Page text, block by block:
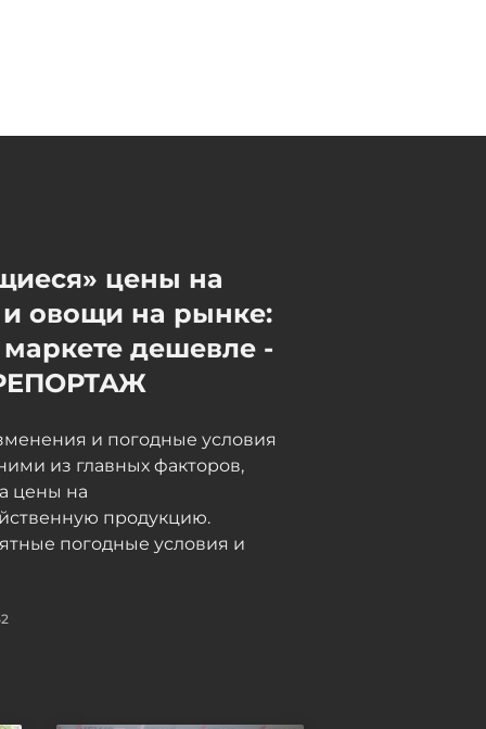
Россия отправит в
Армению 18 вагонов груза
через Азербайджан
Сегодня, 10:02
цены на
овощи на рынке:
дешевле -
и погодные условия
из главных факторов,
цены на
продукцию.
погодные условия и